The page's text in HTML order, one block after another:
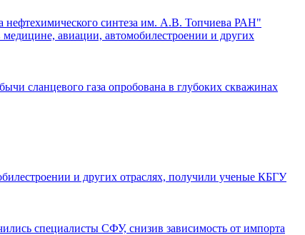
нефтехимического синтеза им. А.В. Топчиева РАН"
авиации, автомобилестроении и других
сланцевого газа опробована в глубоких скважинах
и других отраслях, получили ученые КБГУ
специалисты СФУ, снизив зависимость от импорта